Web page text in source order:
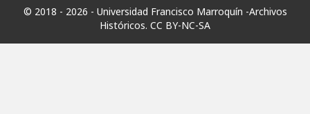
© 2018 - 2026 - Universidad Francisco Marroquín -Archivos
Históricos. CC BY-NC-SA